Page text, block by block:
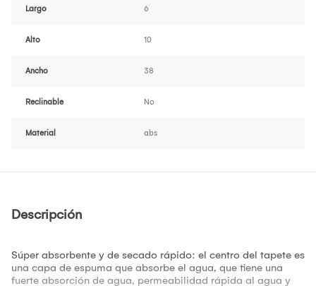
Largo 6
Alto 10
Ancho 38
Reclinable No
Material abs
Descripción
Súper absorbente y de secado rápido: el centro del tapete es
una capa de espuma que absorbe el agua, que tiene una
fuerte absorción de agua, permeabilidad rápida al agua y